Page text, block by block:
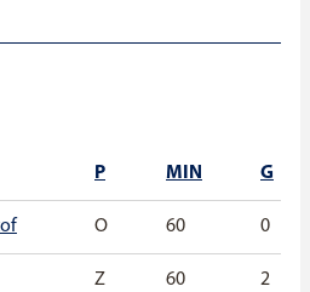
P MIN G
O 60 0
Z 60 2